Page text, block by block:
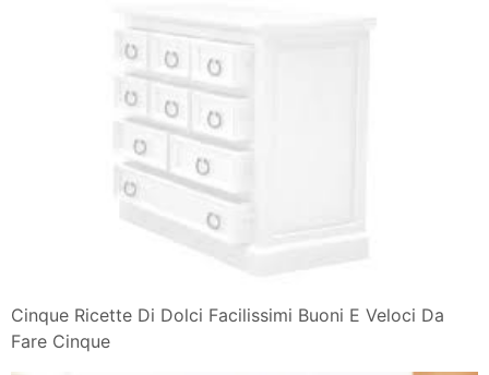
Cinque Ricette Di Dolci Facilissimi Buoni E Veloci Da
Fare Cinque